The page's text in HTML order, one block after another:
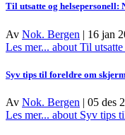
Til utsatte og helsepersonell:
Av Nok. Bergen | 16 jan
Les mer... about Til
Syv tips til foreldre om
Av Nok. Bergen | 05 des
Les mer... about Syv tips